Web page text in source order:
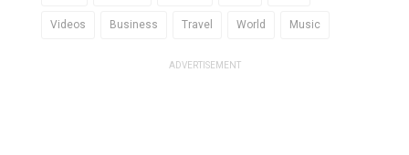
Videos Business Travel World Music
ADVERTISEMENT